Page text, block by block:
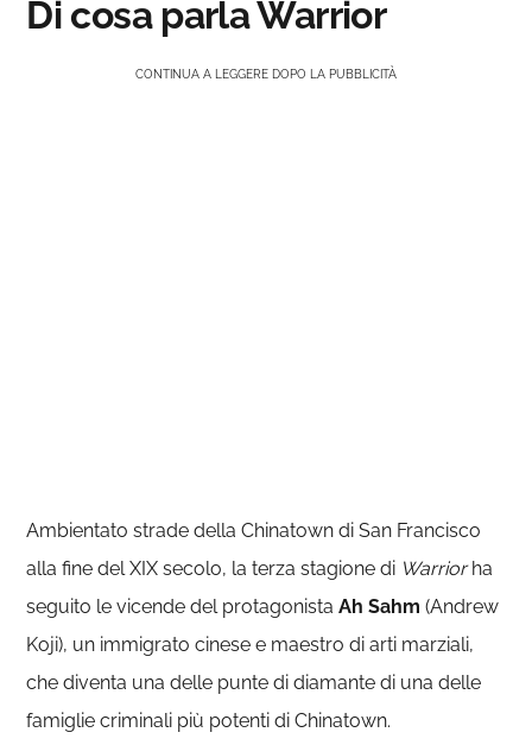
Di cosa parla Warrior
CONTINUA A LEGGERE DOPO LA PUBBLICITÀ
Ambientato strade della Chinatown di San Francisco
alla fine del XIX secolo, la terza stagione di Warriorha
seguito le vicende del protagonistaAh Sahm (Andrew
Koji), un immigrato cinese e maestro di arti marziali,
che diventa una delle punte di diamante di una delle
famiglie criminali più potenti di Chinatown.